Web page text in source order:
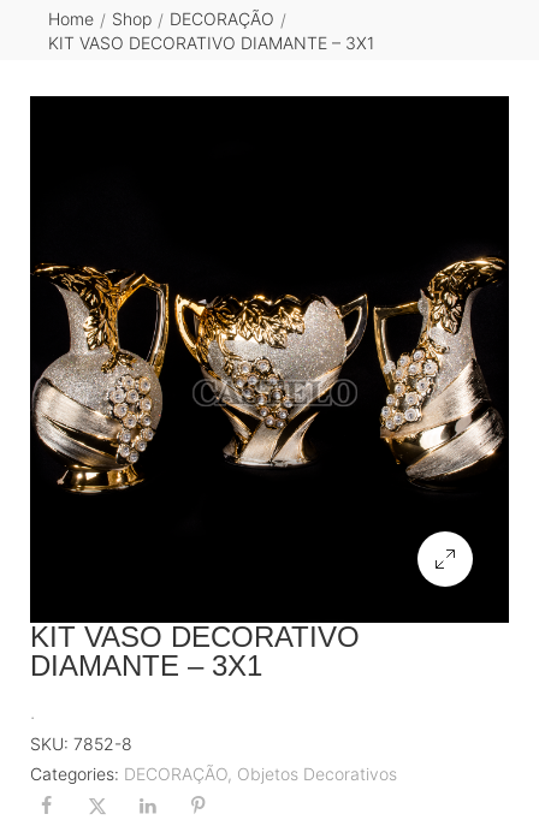
Home / Shop / DECORAÇÃO /
KIT VASO DECORATIVO DIAMANTE – 3X1
KIT VASO DECORATIVO
DIAMANTE – 3X1
.
SKU: 7852-8
Categories: DECORAÇÃO, Objetos Decorativos